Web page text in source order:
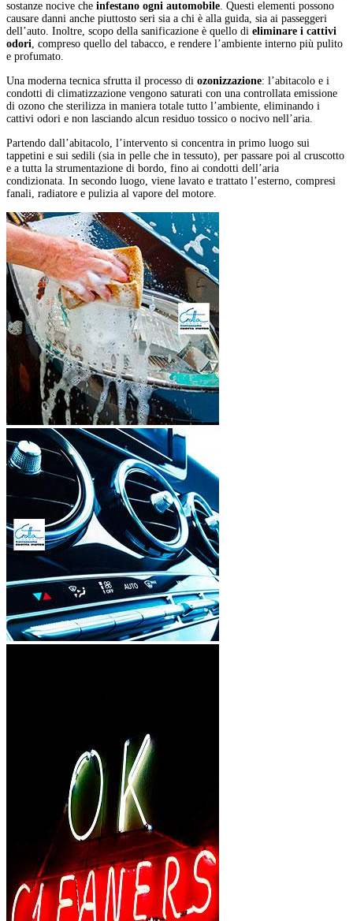
sostanze nocive che infestano ogni automobile . Questi elementi possono
causare danni anche piuttosto seri sia a chi è alla guida, sia ai passeggeri
dell’auto. Inoltre, scopo della sanificazione è quello di eliminare i cattivi
odori , compreso quello del tabacco, e rendere l’ambiente interno più pulito
e profumato.
Una moderna tecnica sfrutta il processo di ozonizzazione: l’abitacolo e i
condotti di climatizzazione vengono saturati con una controllata emissione
di ozono che sterilizza in maniera totale tutto l’ambiente, eliminando i
cattivi odori e non lasciando alcun residuo tossico o nocivo nell’aria.
Partendo dall’abitacolo, l’intervento si concentra in primo luogo sui
tappetini e sui sedili (sia in pelle che in tessuto), per passare poi al cruscotto
e a tutta la strumentazione di bordo, fino ai condotti dell’aria
condizionata. In secondo luogo, viene lavato e trattato l’esterno, compresi
fanali, radiatore e pulizia al vapore del motore.